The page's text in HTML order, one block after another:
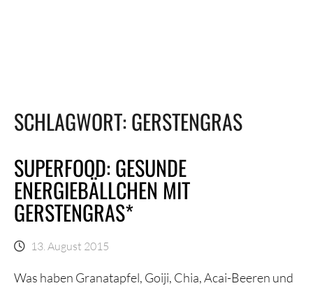
SCHLAGWORT: GERSTENGRAS
SUPERFOOD: GESUNDE
ENERGIEBÄLLCHEN MIT
GERSTENGRAS*
13. August 2015
Was haben Granatapfel, Goiji, Chia, Acai-Beeren und